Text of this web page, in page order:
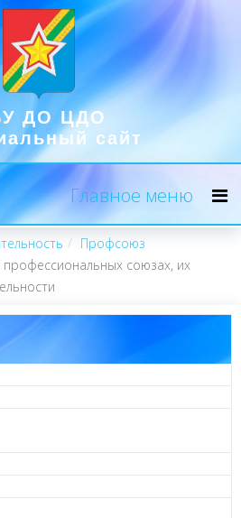
ДО ЦДО
сайт
Главное меню
Профсоюз
союзах, их